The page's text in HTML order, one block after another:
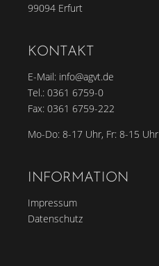
99094 Erfurt
KONTAKT
E-Mail: info@agvt.de
Tel.: 0361 6759-0
Fax: 0361 6759-222
Mo-Do: 8-17 Uhr, Fr: 8-15 Uhr
INFORMATION
Impressum
Datenschutz